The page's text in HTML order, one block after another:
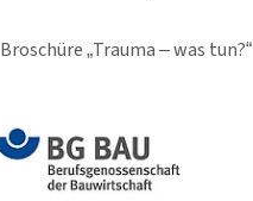
Broschüre „Trauma – was tun?“